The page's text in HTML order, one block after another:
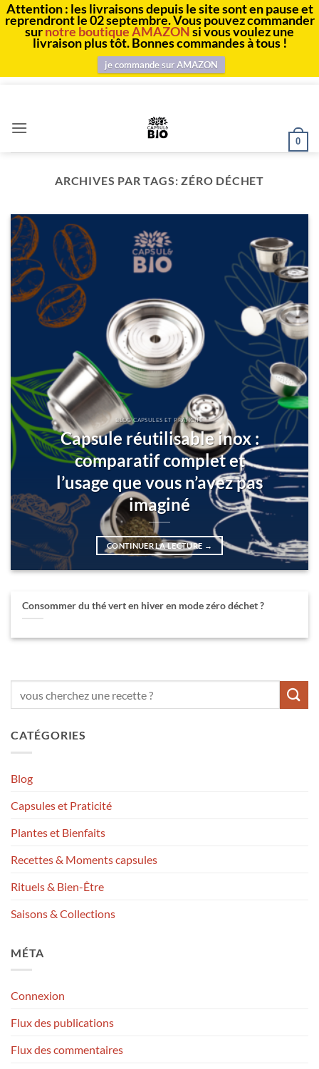
Attention : les livraisons depuis le site sont en pause et
reprendront le 02 septembre. Vous pouvez commander
surnotre boutique AMAZONsi vous voulez une
livraison plus tôt. Bonnes commandes à tous !
je commande sur AMAZON
contenu
0
ARCHIVES PAR TAGS:ZÉRO DÉCHET
BLOG CAPSULES ET PRATICITÉ
Capsule réutilisable inox :
comparatif complet et
l’usage que vous n’avez pas
imaginé
CONTINUER LA LECTURE →
Consommer du thé vert en hiver en mode zéro déchet ?
CATÉGORIES
Blog
Capsules et Praticité
Plantes et Bienfaits
Recettes & Moments capsules
Rituels & Bien-Être
Saisons & Collections
MÉTA
Connexion
Flux des publications
Flux des commentaires